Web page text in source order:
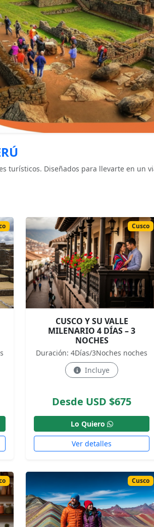
turísticos. Diseñados para llevarte en un
Cusco
CUSCO Y SU VALLE
MILENARIO 4 DÍAS – 3
NOCHES
Duración: 4Días/3Noches noches
Incluye
Desde USD $675
Lo Quiero
Ver detalles
Cusco